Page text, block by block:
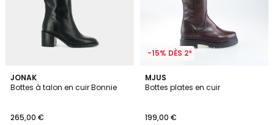
JONAK
Bottes à talon en cuir Bonnie
265,00 €
2,8
/ 5
-15% DÈS 2*
MJUS
Bottes plates en cuir
199,00 €